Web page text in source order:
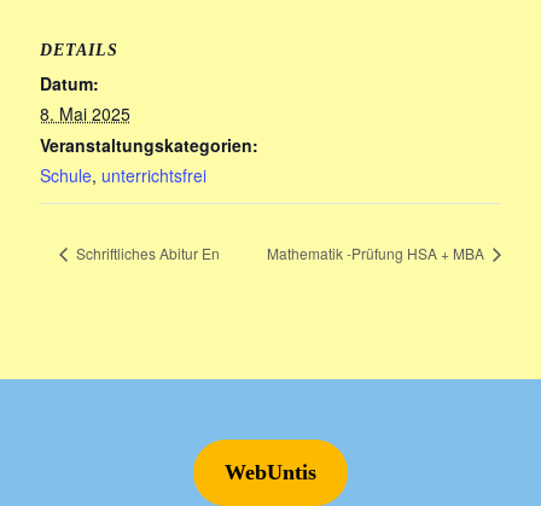
DETAILS
Datum:
8. Mai 2025
Veranstaltungskategorien:
Schule, unterrichtsfrei
Schriftliches Abitur En Mathematik -Prüfung HSA + MBA
WebUntis